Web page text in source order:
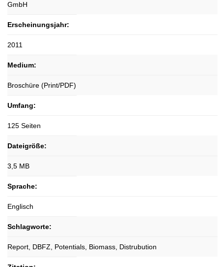
GmbH
Erscheinungsjahr:
2011
Medium:
Broschüre (Print/PDF)
Umfang:
125 Seiten
Dateigröße:
3,5 MB
Sprache:
Englisch
Schlagworte:
Report, DBFZ, Potentials, Biomass, Distrubution